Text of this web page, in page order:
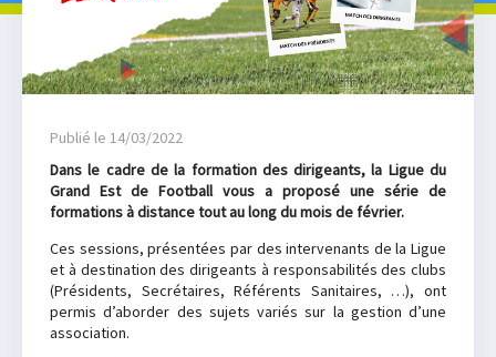
Publié le 14/03/2022
Dans le cadre de la formation des dirigeants, la Ligue du
Grand Est de Football vous a proposé une série de
formations à distance tout au long du mois de février.
Ces sessions, présentées par des intervenants de la Ligue
et à destination des dirigeants à responsabilités des clubs
(Présidents, Secrétaires, Référents Sanitaires, …), ont
permis d’aborder des sujets variés sur la gestion d’une
association.